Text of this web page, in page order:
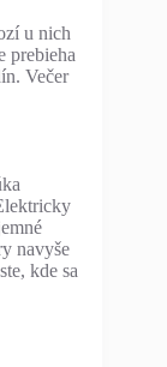
u nich
prebieha
Večer
navyše
kde sa